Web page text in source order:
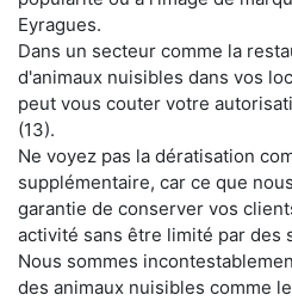
Eyragues.
Dans un secteur comme la
d'animaux nuisibles dans vos
peut vous couter votre
(13).
Ne voyez pas la dératisation
supplémentaire, car ce que
garantie de conserver vos
activité sans être limité par des
Nous sommes
des animaux nuisibles comme